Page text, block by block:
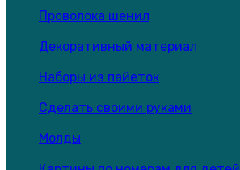
Проволока шенил
Декоративный материал
Наборы из пайеток
Сделать своими руками
Молды